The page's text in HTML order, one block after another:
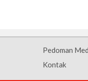
Pedoman
Kontak